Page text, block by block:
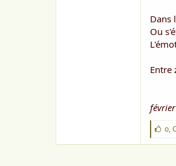
Dans
Ou
Entre
J
'
a
o,